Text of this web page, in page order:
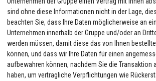
sind ohne diese Informationen nicht in der Lage,
beachten Sie, dass Ihre Daten möglicherweise an
Unternehmen innerhalb der Gruppe und/oder an
werden müssen, damit diese das von Ihnen
können, und dass wir Ihre Daten für einen
aufbewahren können, nachdem Sie die Transaktion
haben, um vertragliche Verpflichtungen wie